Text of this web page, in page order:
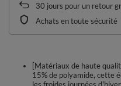
30 jours pour un retour
Achats en toute sécurité
[Matériaux de haute
15% de polyamide, cette